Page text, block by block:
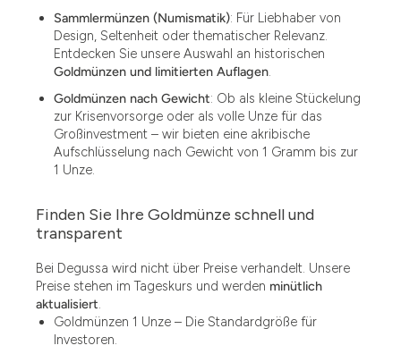
1.49
1.87
12.15
Sammlermünzen (Numismatik): Für Liebhaber von
Design, Seltenheit oder thematischer Relevanz.
Entdecken Sie unsere Auswahl an historischen
Goldmünzen und limitierten Auflagen.
Goldmünzen nach Gewicht: Ob als kleine Stückelung
zur Krisenvorsorge oder als volle Unze für das
Großinvestment – wir bieten eine akribische
Aufschlüsselung nach Gewicht von 1 Gramm bis zur
1 Unze.
Finden Sie Ihre Goldmünze schnell und
transparent
Bei Degussa wird nicht über Preise verhandelt. Unsere
Preise stehen im Tageskurs und werden minütlich
aktualisiert.
Goldmünzen 1 Unze – Die Standardgröße für
Investoren.